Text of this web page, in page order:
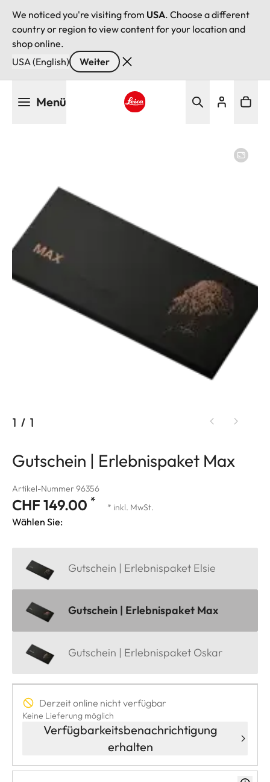
We noticed you're visiting from USA. Choose a different
country or region to view content for your location and
shop online.
USA (English)
Weiter
Menü
1 / 1
Gutschein | Erlebnispaket Max
Artikel-Nummer 96356
CHF 149.00 * * inkl. MwSt.
Wählen Sie:
Gutschein | Erlebnispaket Elsie
Gutschein | Erlebnispaket Max
Gutschein | Erlebnispaket Oskar
Derzeit online nicht verfügbar
Keine Lieferung möglich
Verfügbarkeitsbenachrichtigung
erhalten